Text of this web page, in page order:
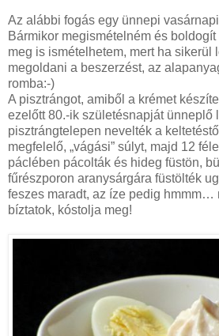
Az alábbi fogás egy ünnepi
Bármikor megismételném és
meg is ismételhetem, mert ha sikerül
megoldani a beszerzést, az
romba:-)
A pisztrángot, amiből a krémet
ezelőtt 80.-ik születésnapját ünneplő
pisztrángtelepen nevelték a
megfelelő, „vágási” súlyt, majd 12
páclében pácolták és hideg füstön,
fűrészporon aranysárgára füstölték
feszes maradt, az íze pedig hmmm…
bíztatok, kóstolja meg!